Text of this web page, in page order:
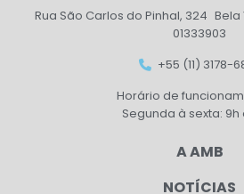
Rua São Carlos do Pinhal, 324 Bela
01333903
+55 (11) 3178-
Horário de
Segunda à sexta: 9h
A AMB
NOTÍCIAS